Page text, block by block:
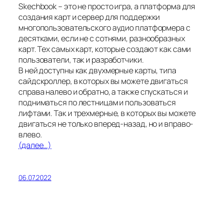
Skechbook – это не просто игра, а платформа для
создания карт и сервер для поддержки
многопользовательского аудио платформера с
десятками, если не с сотнями, разнообразных
карт. Тех самых карт, которые создают как сами
пользователи, так и разработчики.
В ней доступны как двухмерные карты, типа
сайдскроллер, в которых вы можете двигаться
справа налево и обратно, а также спускаться и
подниматься по лестницам и пользоваться
лифтами. Так и трехмерные, в которых вы можете
двигаться не только вперед-назад, но и вправо-
влево.
(далее…)
06.07.2022